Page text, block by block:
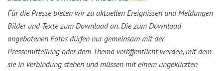
Für die Presse bieten wir zu aktuellen Ereignissen und Meldungen
Bilder und Texte zum Download an. Die zum Download
angebotenen Fotos dürfen nur gemeinsam mit der
Pressemitteilung oder dem Thema veröffentlicht werden, mit dem
sie in Verbindung stehen und müssen mit einem ungekürzten